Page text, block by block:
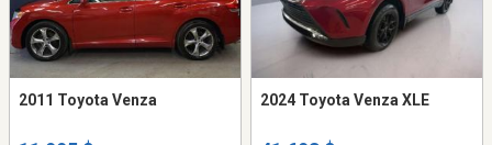
2011 Toyota Venza 2024 Toyota Venza XLE